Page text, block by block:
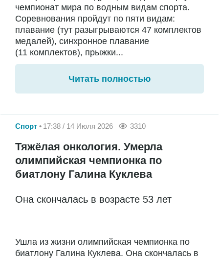
чемпионат мира по водным видам спорта.
Соревнования пройдут по пяти видам:
плавание (тут разыгрываются 47 комплектов
медалей), синхронное плавание
(11 комплектов), прыжки...
Читать полностью
Спорт 17:38 / 14 Июля 2026 3310
Тяжёлая онкология. Умерла
олимпийская чемпионка по
биатлону Галина Куклева
Она скончалась в возрасте 53 лет
Ушла из жизни олимпийская чемпионка по
биатлону Галина Куклева. Она скончалась в